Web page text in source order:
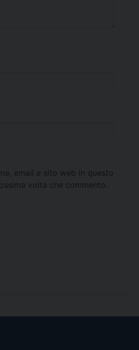
email e sito web in questo
volta che commento.